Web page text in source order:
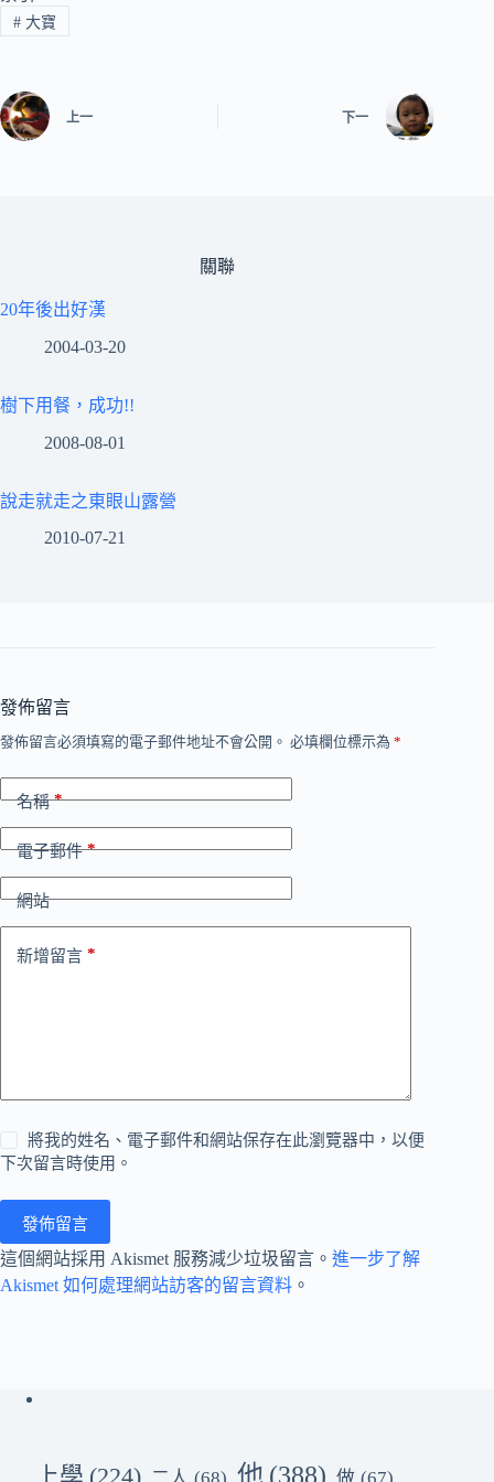
#大寶
上一 下一
關聯
20年後出好漢
2004-03-20
樹下用餐，成功!!
2008-08-01
說走就走之東眼山露營
2010-07-21
發佈留言
發佈留言必須填寫的電子郵件地址不會公開。 必填欄位標示為 *
名稱*
電子郵件*
網站
新增留言 *
將我的姓名、電子郵件和網站保存在此瀏覽器中，以便
下次留言時使用。
發佈留言
這個網站採用 Akismet 服務減少垃圾留言。 進一步了解
Akismet 如何處理網站訪客的留言資料 。
他 (388)